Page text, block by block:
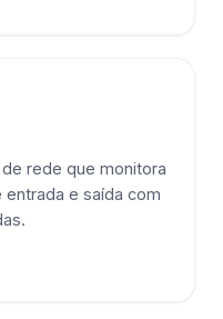
rede que monitora
e saída com